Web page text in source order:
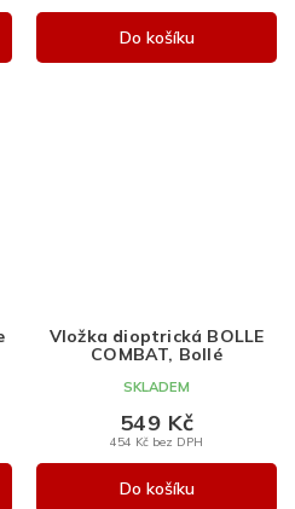
Do košíku
Vložka dioptrická BOLLE
COMBAT, Bollé
SKLADEM
454 Kč bez DPH
549 Kč
Do košíku